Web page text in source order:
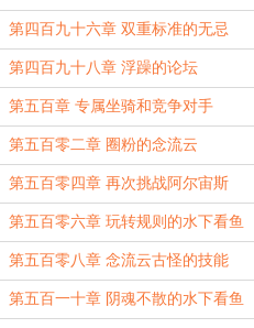
第四百九十六章 双重标准的无忌
第四百九十八章 浮躁的论坛
第五百章 专属坐骑和竞争对手
第五百零二章 圈粉的念流云
第五百零四章 再次挑战阿尔宙斯
第五百零六章 玩转规则的水下看鱼
第五百零八章 念流云古怪的技能
第五百一十章 阴魂不散的水下看鱼